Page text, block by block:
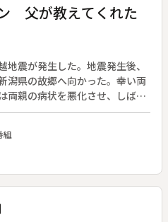
古代史の世界がそのまま地上に
値は計り知れない。◆秦の始皇
父が教えてくれた
震が発生した。地震発生後、
潟県の故郷へ向かった。幸い両
両親の病状を悪化させ、しばら
番組ディレクターは地震取材の
が、父親の最期までを記録する
嫌いで、余命半年と宣告を受
しなかった。母親と番組ディ
ける中、父親の大工業を継ぐこ
た番組ディレクターは、両親
た。そして最期の時を迎え、
組